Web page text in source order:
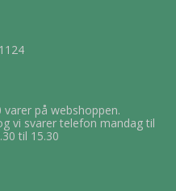
varer på webshoppen.
vi svarer telefon mandag til
til 15.30